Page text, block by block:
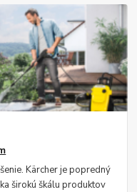
Kärcher je popredný
širokú škálu produktov